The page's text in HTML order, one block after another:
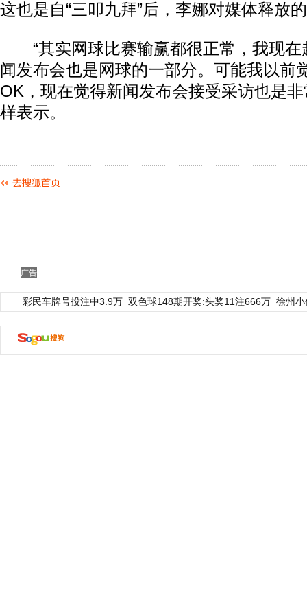
这也是自“三叩九拜”后，李娜对媒体释放
“其实网球比赛输赢都很正常，我现在
闻发布会也是网球的一部分。可能我以前
OK，现在觉得新闻发布会接受采访也是
样表示。
广告
彩民车牌号投注中3.9万 双色球148期开奖:头奖11注666万 徐州